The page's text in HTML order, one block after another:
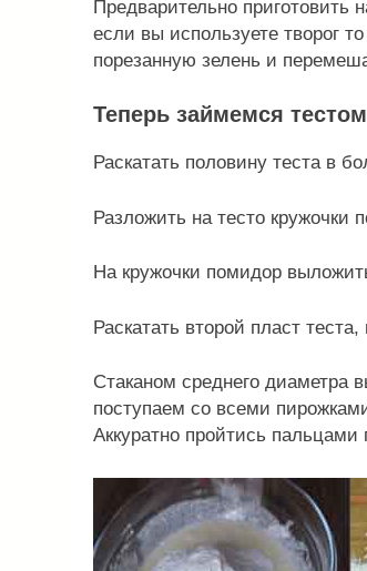
Предварительно приготовить
если вы используете творог
порезанную зелень и
Теперь займемся
Раскатать половину теста в
Разложить на тесто кружочки
На кружочки помидор
Раскатать второй пласт
Стаканом среднего диаметра
поступаем со всеми
Аккуратно пройтись